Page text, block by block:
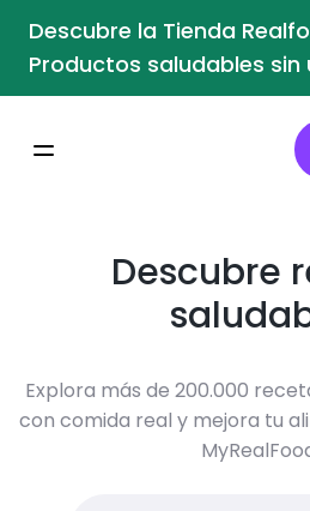
Descubre la Tienda
Productos saludables
Descubre
Explora más de 200.000
con comida real y mejora tu